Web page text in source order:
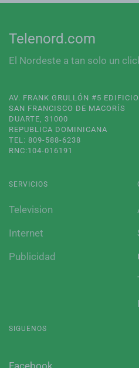
Telenord.com
El Nordeste a tan solo un
AV. FRANK GRULLÓN #5
SAN FRANCISCO DE MACORÍS
DUARTE, 31000
REPUBLICA DOMINICANA
TEL: 809-588-6238
RNC:104-016191
SERVICIOS
Television
Internet
Publicidad
SIGUENOS
Facebook